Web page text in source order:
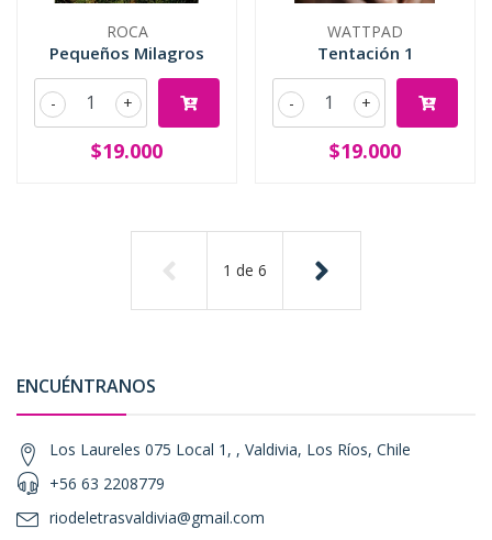
ROCA
Pequeños Milagros
+
-
$19.000
WATTPAD
Tentación 1
+
-
$19.000
1 de 6
ENCUÉNTRANOS
Los Laureles 075 Local 1, , Valdivia, Los Ríos, Chile
+56 63 2208779
riodeletrasvaldivia@gmail.com